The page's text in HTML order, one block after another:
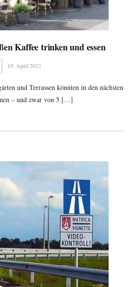
Kaffee trinken und essen
19. April 2021
und Terrassen könnten in den nächsten
– und zwar von 5 […]